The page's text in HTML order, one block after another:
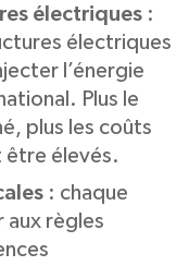
électriques :
électriques
l’énergie
Plus le
plus les coûts
être élevés.
: chaque
règles